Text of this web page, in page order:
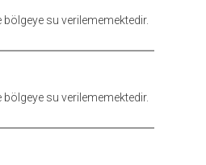
bölgeye su verilememektedir.
bölgeye su verilememektedir.